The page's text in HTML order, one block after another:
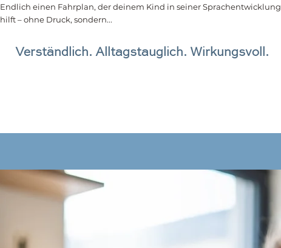
Endlich einen Fahrplan, der deinem Kind in seiner Sprachentwicklung
hilft – ohne Druck, sondern...
Verständlich. Alltagstauglich. Wirkungsvoll.